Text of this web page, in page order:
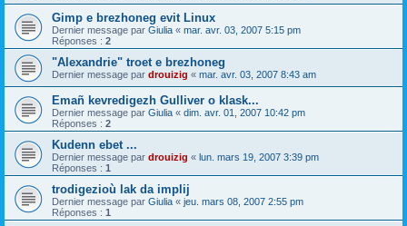
Gimp e brezhoneg evit Linux
Dernier message par Giulia « mar. avr. 03, 2007 5:15 pm
Réponses : 2
"Alexandrie" troet e brezhoneg
Dernier message par drouizig « mar. avr. 03, 2007 8:43 am
Emañ kevredigezh Gulliver o klask...
Dernier message par Giulia « dim. avr. 01, 2007 10:42 pm
Réponses : 2
Kudenn ebet ...
Dernier message par drouizig « lun. mars 19, 2007 3:39 pm
Réponses : 1
trodigezioù lak da implij
Dernier message par Giulia « jeu. mars 08, 2007 2:55 pm
Réponses : 1